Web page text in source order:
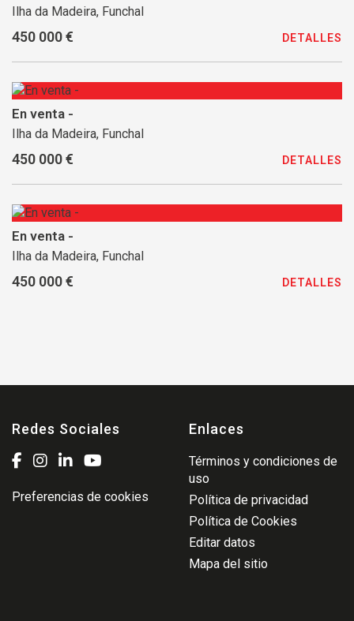
Ilha da Madeira, Funchal
450 000 € DETALLES
En venta -
Ilha da Madeira, Funchal
450 000 € DETALLES
En venta -
Ilha da Madeira, Funchal
450 000 € DETALLES
Redes Sociales
Preferencias de cookies
Enlaces
Términos y condiciones de
uso
Política de privacidad
Política de Cookies
Editar datos
Mapa del sitio